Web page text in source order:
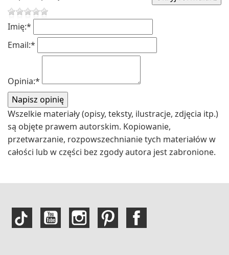
Imię:*
Email:*
Opinia:*
Wszelkie materiały (opisy, teksty, ilustracje, zdjęcia itp.)
są objęte prawem autorskim. Kopiowanie,
przetwarzanie, rozpowszechnianie tych materiałów w
całości lub w części bez zgody autora jest zabronione.